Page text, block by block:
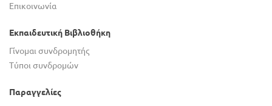
Επικοινωνία
Εκπαιδευτική Βιβλιοθήκη
Γίνομαι συνδρομητής
Τύποι συνδρομών
Παραγγελίες